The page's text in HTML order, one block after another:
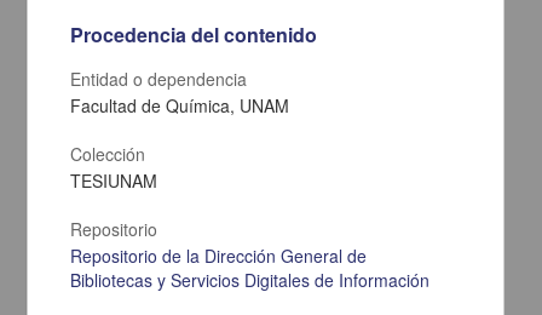
Procedencia del contenido
Entidad o dependencia
Facultad de Química, UNAM
Colección
TESIUNAM
Repositorio
Repositorio de la Dirección General de
Bibliotecas y Servicios Digitales de Información